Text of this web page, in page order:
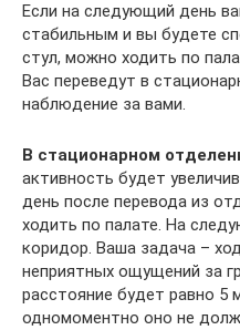
Если на следующий день
стабильным и вы будете
стул, можно ходить по
Вас переведут в
наблюдение за вами.
В стационарном
активность будет
день после перевода из
ходить по палате. На
коридор. Ваша задача –
неприятных ощущений за
расстояние будет равно 5
одномоментно оно не